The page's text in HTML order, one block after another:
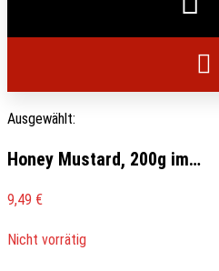
Ausgewählt:
Honey Mustard, 200g im…
9,49 €
Nicht vorrätig